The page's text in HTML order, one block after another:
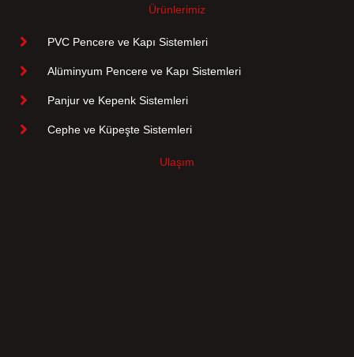
Ürünlerimiz
PVC Pencere ve Kapı Sistemleri
Alüminyum Pencere ve Kapı Sistemleri
Panjur ve Kepenk Sistemleri
Cephe ve Küpeşte Sistemleri
Ulaşım